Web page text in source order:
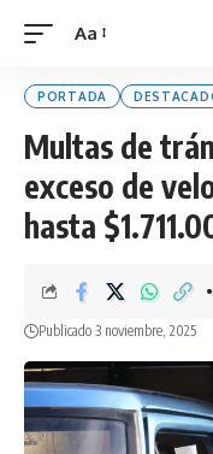
Font
Aa
PORTADA
Multas de
exceso de
hasta
Publicado 3 noviembre, 2025